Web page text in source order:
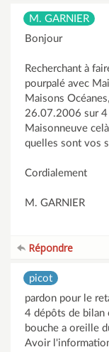
M. GARNIER
Bonjour
Recherchant à
pourpalé avec
Maisons
26.07.2006 sur 4
Maisonneuve
quelles sont vos
Cordialement
M. GARNIER
Répondre
picot
pardon pour le
4 dépôts de bilan
bouche a oreille
Avoir